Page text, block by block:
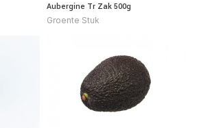
Aubergine Tr Zak 500g
Groente Stuk